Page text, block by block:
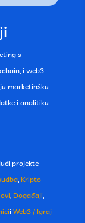
s
i web3
marketinšku
i analitiku
projekte
, Kripto
, Događaji,
i Web3 / Igraj